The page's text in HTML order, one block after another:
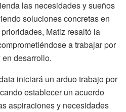
las necesidades y sueños
soluciones concretas en
Matiz resaltó la
a trabajar por
desarrollo.
iniciará un arduo trabajo por
establecer un acuerdo
aspiraciones y necesidades